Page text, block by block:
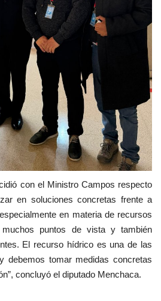
con el Ministro Campos respecto
en soluciones concretas frente a
en materia de recursos
muchos puntos de vista y también
El recurso hídrico es una de las
debemos tomar medidas concretas
concluyó el diputado Menchaca.